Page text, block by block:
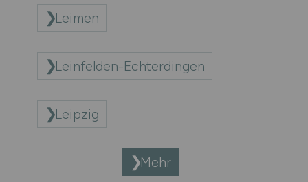
Leimen
Leinfelden-Echterdingen
Leipzig
Mehr